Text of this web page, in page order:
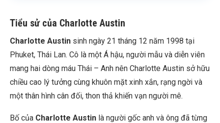
Tiểu sử của Charlotte Austin
Charlotte Austin sinh ngày 21 tháng 12 năm 1998 tại
Phuket, Thái Lan. Cô là một Á hậu, người mẫu và diễn viên
mang hai dòng máu Thái – Anh nên Charlotte Austin sở hữu
chiều cao lý tưởng cùng khuôn mặt xinh xắn, rạng ngời và
một thân hình cân đối, thon thả khiến vạn người mê.
Bố của Charlotte Austin là người gốc anh và ông đã từng